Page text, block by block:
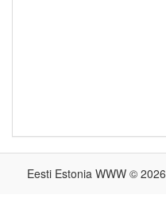
Eesti Estonia WWW © 2026